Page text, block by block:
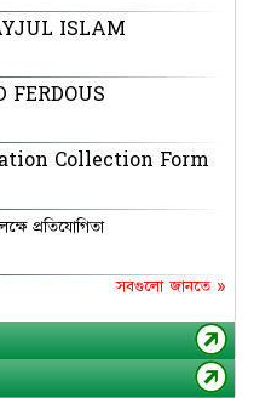
ISLAM
FERDOUS
Collection Form
প্রতিযোগিতা
সবগুলো জানতে »